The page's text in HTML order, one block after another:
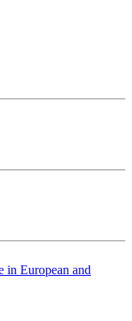
in European and